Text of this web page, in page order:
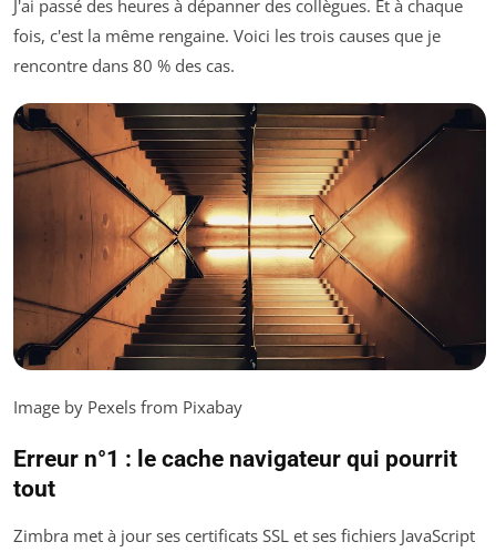
J'ai passé des heures à dépanner des collègues. Et à chaque
fois, c'est la même rengaine. Voici les trois causes que je
rencontre dans 80 % des cas.
Image by Pexels from Pixabay
Erreur n°1 : le cache navigateur qui pourrit
tout
Zimbra met à jour ses certificats SSL et ses fichiers JavaScript